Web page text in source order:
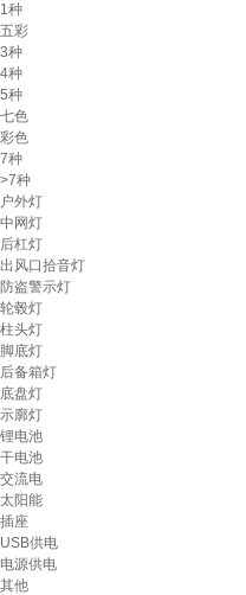
1种
五彩
3种
4种
5种
七色
彩色
7种
>7种
户外灯
中网灯
后杠灯
出风口拾音灯
防盗警示灯
轮毂灯
柱头灯
脚底灯
后备箱灯
底盘灯
示廓灯
锂电池
干电池
交流电
太阳能
插座
USB供电
电源供电
其他